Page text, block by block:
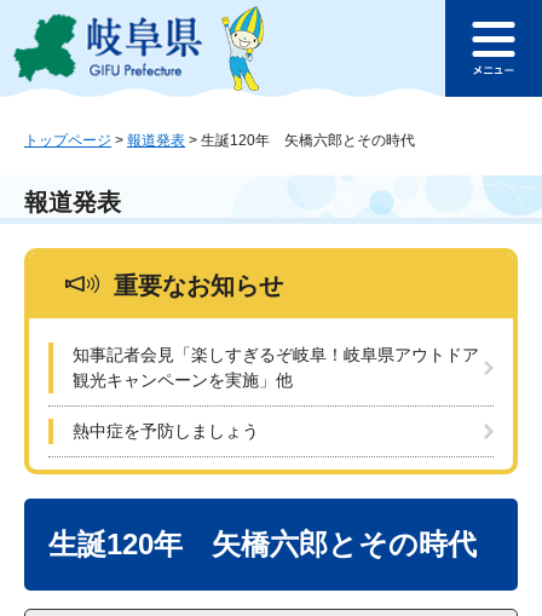
ジ
。
ュ
て
このページの本文へ
ュ
トップページ > 報道発表 > 生誕120年 矢橋六郎とその時代
報道発表
重要なお知らせ
知事記者会見「楽しすぎるぞ岐阜！岐阜県アウトドア
観光キャンペーンを実施」他
熱中症を予防しましょう
生誕120年 矢橋六郎とその時代